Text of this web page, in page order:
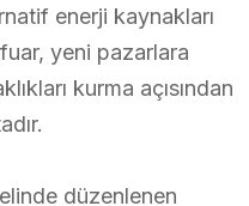
enerji kaynakları
yeni pazarlara
kurma açısından
düzenlenen